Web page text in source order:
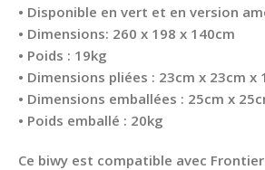
• Disponible en vert et en version
• Dimensions: 260 x 198 x 140cm
• Poids : 19kg
• Dimensions pliées : 23cm x 23cm x
• Dimensions emballées : 25cm x
• Poids emballé : 20kg
Ce biwy est compatible avec Frontier